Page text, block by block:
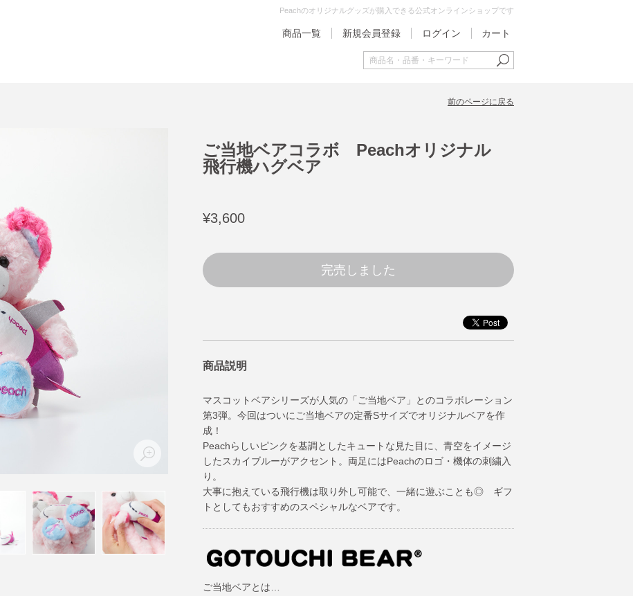
Peachのオリジナルグッズが購入できる公式オンラインショップです
商品一覧 新規会員登録 ログイン カート
前のページに戻る
ご当地ベアコラボ Peachオリジナル
飛行機ハグベア
¥3,600
完売しました
商品説明
マスコットベアシリーズが人気の「ご当地ベア」とのコラボレーション
第3弾。今回はついにご当地ベアの定番Sサイズでオリジナルベアを作
成！
Peachらしいピンクを基調としたキュートな見た目に、青空をイメージ
したスカイブルーがアクセント。両足にはPeachのロゴ・機体の刺繍入
り。
大事に抱えている飛行機は取り外し可能で、一緒に遊ぶことも◎ ギフ
トとしてもおすすめのスペシャルなベアです。
ご当地ベアとは…